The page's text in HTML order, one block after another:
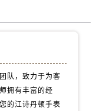
队，致力于为客
拥有丰富的经
的江诗丹顿手表